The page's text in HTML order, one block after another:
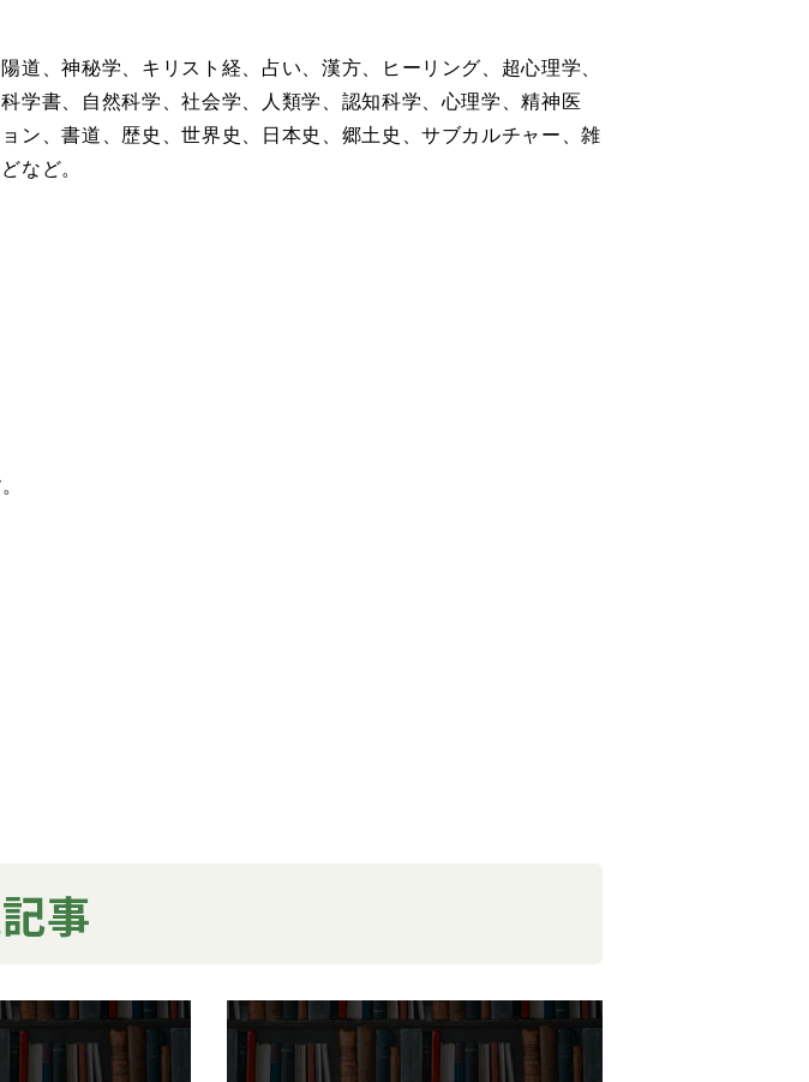
道、神秘学、キリスト経、占い、漢方、ヒーリング、超心理学、
学書、自然科学、社会学、人類学、認知科学、心理学、精神医
ン、書道、歴史、世界史、日本史、郷土史、サブカルチャー、雑
など。
。
事